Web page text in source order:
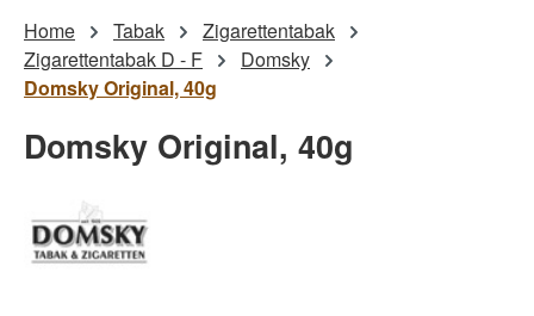
Home Tabak
Zigarettentabak
Zigarettentabak D - F
Domsky
Domsky Original, 40g
Domsky Original, 40g